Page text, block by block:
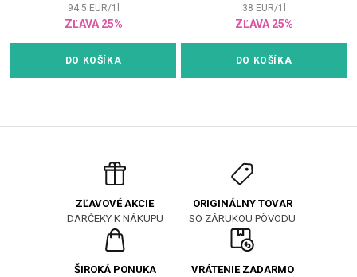
94.5 EUR/1
ZĽAVA 25%
DO KOŠÍKA
38 EUR/1
ZĽAVA 25%
DO KOŠÍKA
ZĽAVOVÉ AKCIE
DARČEKY K NÁKUPU
ORIGINÁLNY TOVAR
SO ZÁRUKOU PÔVODU
ŠIROKÁ PONUKA
VRÁTENIE ZADARMO